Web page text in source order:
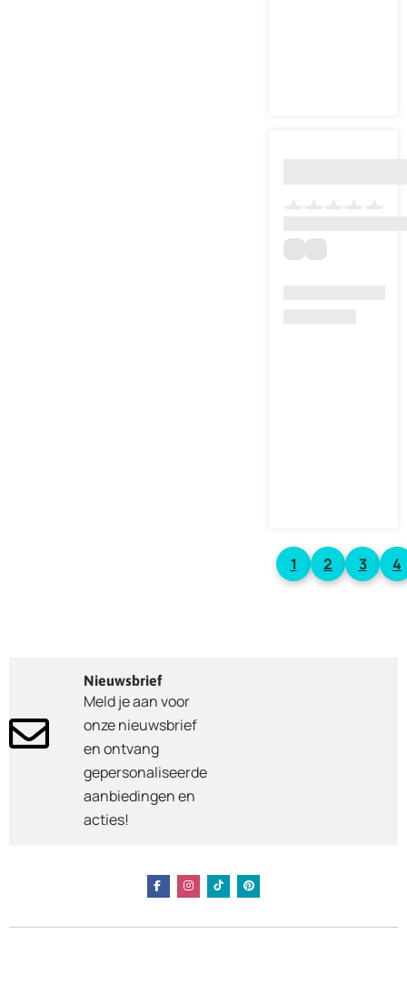
1 2 3 4
Nieuwsbrief
Meld je aan voor
onze nieuwsbrief
en ontvang
gepersonaliseerde
aanbiedingen en
acties!